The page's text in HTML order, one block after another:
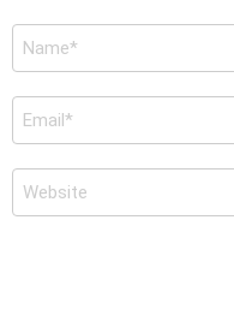
Имя
*
E-
mail
Сайт